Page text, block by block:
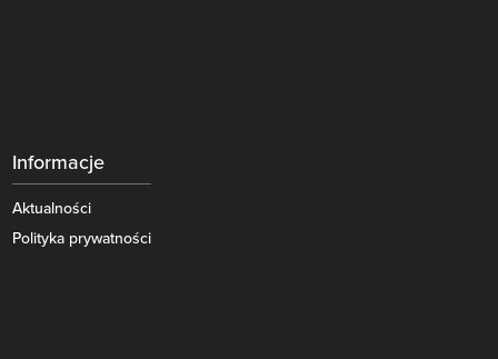
Informacje
Aktualności
Polityka prywatności